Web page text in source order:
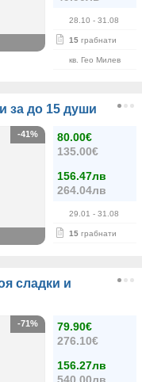
28.10 - 31.08
15 грабнати
кв. Гео Милев
за до 15 души
80.00€
135.00€
156.47лв
264.04лв
29.01 - 31.08
15 грабнати
-41%
сладки и
79.90€
276.10€
156.27лв
-71%